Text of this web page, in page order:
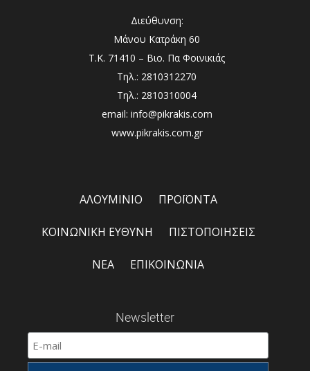
Διεύθυνση:
Μάνου Κατράκη 60
Τ.Κ. 71410 – Βιο. Πα Φοινικιάς
Τηλ.: 2810312270
Τηλ.: 2810310004
email: info@pikrakis.com
www.pikrakis.com.gr
ΑΛΟΥΜΙΝΙΟ ΠΡΟΪΟΝΤΑ
ΚΟΙΝΩΝΙΚΗ ΕΥΘΥΝΗ ΠΙΣΤΟΠΟΙΗΣΕΙΣ
ΝΕΑ ΕΠΙΚΟΙΝΩΝΙΑ
Newsletter